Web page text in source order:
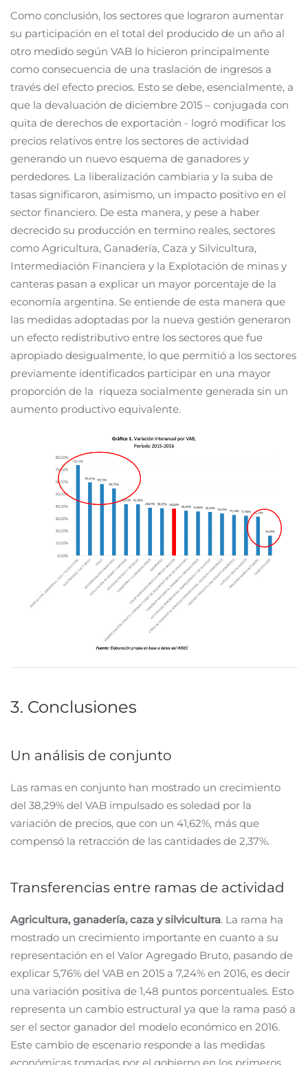
Como conclusión, los sectores que lograron aumentar
su participación en el total del producido de un año al
otro medido según VAB lo hicieron principalmente
como consecuencia de una traslación de ingresos a
través del efecto precios. Esto se debe, esencialmente, a
que la devaluación de diciembre 2015 – conjugada con
quita de derechos de exportación - logró modificar los
precios relativos entre los sectores de actividad
generando un nuevo esquema de ganadores y
perdedores. La liberalización cambiaria y la suba de
tasas significaron, asimismo, un impacto positivo en el
sector financiero. De esta manera, y pese a haber
decrecido su producción en termino reales, sectores
como Agricultura, Ganadería, Caza y Silvicultura,
Intermediación Financiera y la Explotación de minas y
canteras pasan a explicar un mayor porcentaje de la
economía argentina. Se entiende de esta manera que
las medidas adoptadas por la nueva gestión generaron
un efecto redistributivo entre los sectores que fue
apropiado desigualmente, lo que permitió a los sectores
previamente identificados participar en una mayor
proporción de la riqueza socialmente generada sin un
aumento productivo equivalente.
3. Conclusiones
Un análisis de conjunto
Las ramas en conjunto han mostrado un crecimiento
del 38,29% del VAB impulsado es soledad por la
variación de precios, que con un 41,62%, más que
compensó la retracción de las cantidades de 2,37%.
Transferencias entre ramas de actividad
Agricultura, ganadería, caza y silvicultura. La rama ha
mostrado un crecimiento importante en cuanto a su
representación en el Valor Agregado Bruto, pasando de
explicar 5,76% del VAB en 2015 a 7,24% en 2016, es decir
una variación positiva de 1,48 puntos porcentuales. Esto
representa un cambio estructural ya que la rama pasó a
ser el sector ganador del modelo económico en 2016.
Este cambio de escenario responde a las medidas
económicas tomadas por el gobierno en los primeros